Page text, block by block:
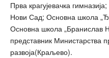
Прва крагујевачка
Нови Сад; Основна школа
Основна школа „Бранислав
представник Министарства
развоја(Краљево).